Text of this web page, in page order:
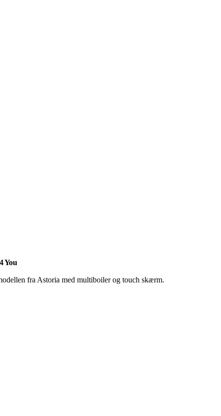
You
fra Astoria med multiboiler og touch skærm.